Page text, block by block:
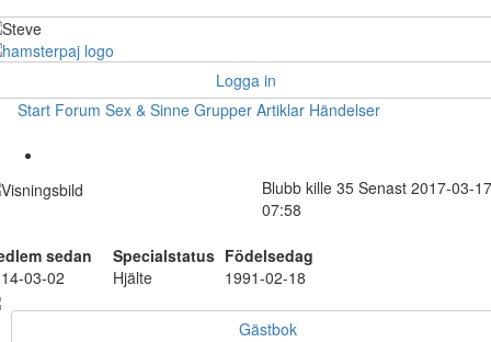
Logga in
Start Forum Sex & Sinne Grupper Artiklar Händelser
Blubb kille 35 Senast 2017-03-17
07:58
sedan Specialstatus Födelsedag
03-02
Hjälte 1991-02-18
Gästbok